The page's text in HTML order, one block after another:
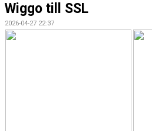
KALENDER
Wiggo till SSL
2026-04-27 22:37